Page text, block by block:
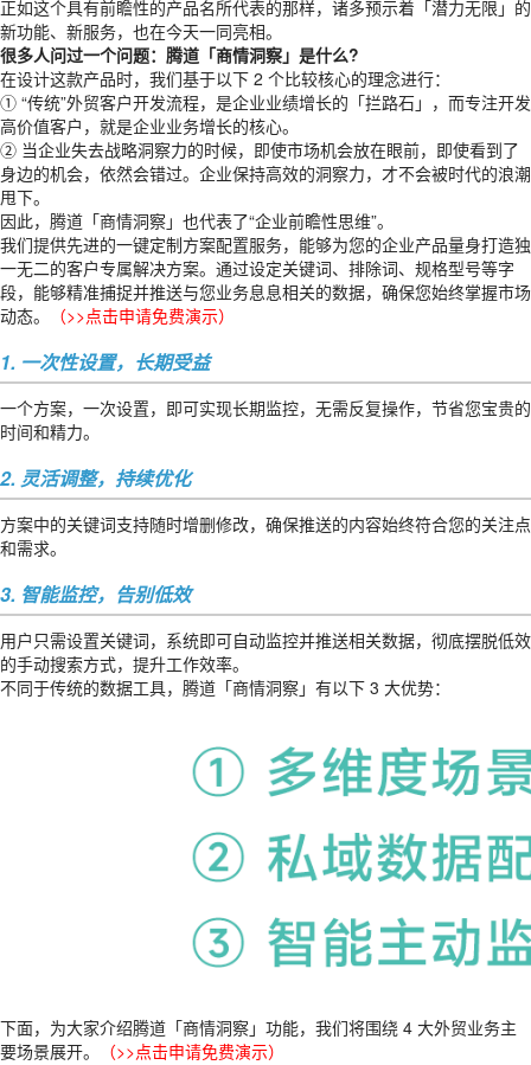
正如这个具有前瞻性的产品名所代表的那样，诸多预示着「潜力无限」的
新功能、新服务，也在今天一同亮相。
很多人问过一个问题：腾道「商情洞察」是什么?
在设计这款产品时，我们基于以下 2 个比较核心的理念进行：
① “传统”外贸客户开发流程，是企业业绩增长的「拦路石」，而专注开发
高价值客户，就是企业业务增长的核心。
② 当企业失去战略洞察力的时候，即使市场机会放在眼前，即使看到了
身边的机会，依然会错过。企业保持高效的洞察力，才不会被时代的浪潮
甩下。
因此，腾道「商情洞察」也代表了“企业前瞻性思维”。
我们提供先进的一键定制方案配置服务，能够为您的企业产品量身打造独
一无二的客户专属解决方案。通过设定关键词、排除词、规格型号等字
段，能够精准捕捉并推送与您业务息息相关的数据，确保您始终掌握市场
动态。
（>>点击申请免费演示）
1. 一次性设置，长期受益
一个方案，一次设置，即可实现长期监控，无需反复操作，节省您宝贵的
时间和精力。
2. 灵活调整，持续优化
方案中的关键词支持随时增删修改，确保推送的内容始终符合您的关注点
和需求。
3. 智能监控，告别低效
用户只需设置关键词，系统即可自动监控并推送相关数据，彻底摆脱低效
的手动搜索方式，提升工作效率。
不同于传统的数据工具，腾道「商情洞察」有以下 3 大优势：
下面，为大家介绍腾道「商情洞察」功能，我们将围绕 4 大外贸业务主
要场景展开。
（>>点击申请免费演示）